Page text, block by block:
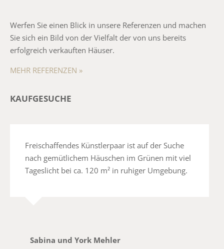
Werfen Sie einen Blick in unsere Referenzen und machen
Sie sich ein Bild von der Vielfalt der von uns bereits
erfolgreich verkauften Häuser.
MEHR REFERENZEN »
KAUFGESUCHE
Freischaffendes Künstlerpaar ist auf der Suche
nach gemütlichem Häuschen im Grünen mit viel
Tageslicht bei ca. 120 m² in ruhiger Umgebung.
Sabina und York Mehler